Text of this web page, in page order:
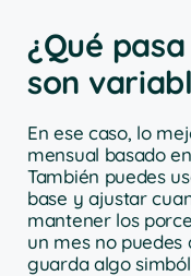
¿Qué
son
En ese caso, lo
mensual basado
También puedes
base y ajustar
mantener los
un mes no puedes
guarda algo